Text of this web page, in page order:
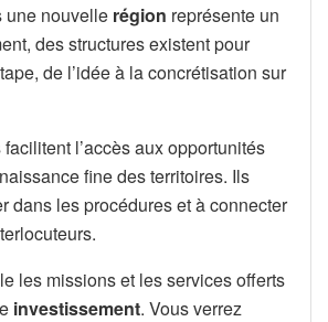
une nouvelle région représente un
des structures existent pour
de l’idée à la concrétisation sur
l’accès aux opportunités
fine des territoires. Ils
dans les procédures et à connecter
les missions et les services offerts
investissement. Vous verrez